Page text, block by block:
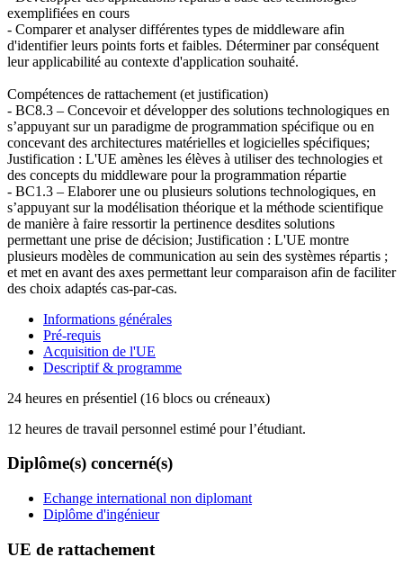
exemplifiées en cours
- Comparer et analyser différentes types de middleware afin
d'identifier leurs points forts et faibles. Déterminer par conséquent
leur applicabilité au contexte d'application souhaité.
Compétences de rattachement (et justification)
- BC8.3 – Concevoir et développer des solutions technologiques en
s’appuyant sur un paradigme de programmation spécifique ou en
concevant des architectures matérielles et logicielles spécifiques;
Justification : L'UE amènes les élèves à utiliser des technologies et
des concepts du middleware pour la programmation répartie
- BC1.3 – Elaborer une ou plusieurs solutions technologiques, en
s’appuyant sur la modélisation théorique et la méthode scientifique
de manière à faire ressortir la pertinence desdites solutions
permettant une prise de décision; Justification : L'UE montre
plusieurs modèles de communication au sein des systèmes répartis ;
et met en avant des axes permettant leur comparaison afin de faciliter
des choix adaptés cas-par-cas.
Informations générales
Pré-requis
Acquisition de l'UE
Descriptif & programme
24 heures en présentiel (16 blocs ou créneaux)
12 heures de travail personnel estimé pour l’étudiant.
Diplôme(s) concerné(s)
Echange international non diplomant
Diplôme d'ingénieur
UE de rattachement